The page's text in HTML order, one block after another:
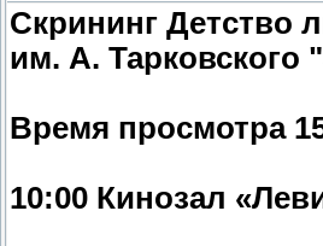
Скрининг Детство
им. А. Тарковского
Время просмотра
10:00 Кинозал